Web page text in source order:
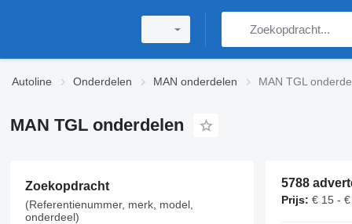
Autoline Onderdelen MAN onderdelen MAN TGL
MAN TGL onderdelen
Zoekopdracht
(Referentienummer, merk, model,
onderdeel)
5788
Prijs: € 15 -